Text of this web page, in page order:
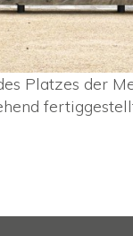
Platzes der